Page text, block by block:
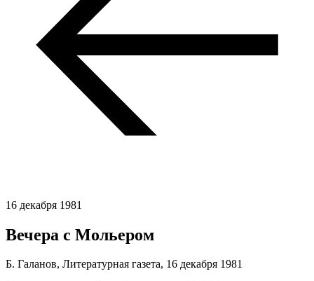
16 декабря 1981
Вечера с Мольером
Б. Галанов, Литературная газета, 16 декабря 1981